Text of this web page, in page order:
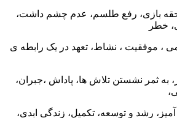
بازی، رفع طلسم، عدم چشم داشت،
خطر
موفقیت ، نشاط، تعهد در یک رابطه ی
ثمر نشستن تلاش ها، پاداش ،جبران،
رشد و توسعه، تکمیل، زندگی ابدی،